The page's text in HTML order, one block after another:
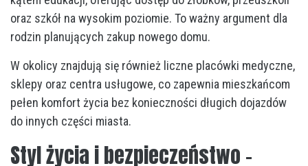
oraz szkół na wysokim poziomie. To ważny argument dla
rodzin planujących zakup nowego domu.
W okolicy znajdują się również liczne placówki medyczne,
sklepy oraz centra usługowe, co zapewnia mieszkańcom
pełen komfort życia bez konieczności długich dojazdów
do innych części miasta.
Styl życia i bezpieczeństwo –